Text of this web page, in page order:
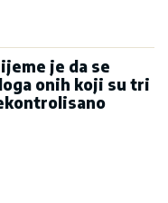
je da se
onih koji su tri